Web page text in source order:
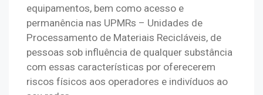
equipamentos, bem como acesso e
permanência nas UPMRs – Unidades de
Processamento de Materiais Recicláveis, de
pessoas sob influência de qualquer substância
com essas características por oferecerem
riscos físicos aos operadores e indivíduos ao